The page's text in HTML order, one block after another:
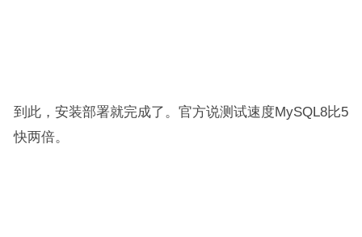
到此，安装部署就完成了。官方说测试速度MySQL8比5
快两倍。